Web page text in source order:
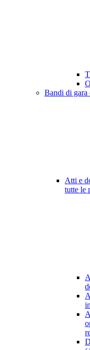
Bandi di gara
Atti e
tutte le